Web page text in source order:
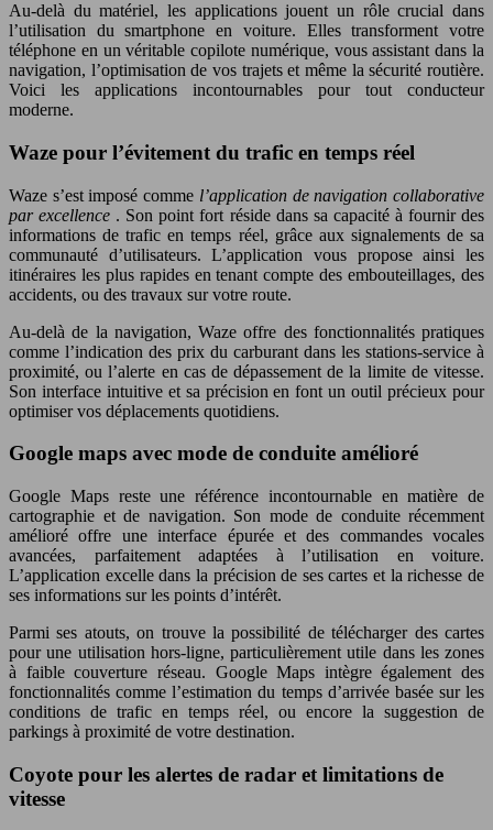
Au-delà du matériel, les applications jouent un rôle crucial dans
l’utilisation du smartphone en voiture. Elles transforment votre
téléphone en un véritable copilote numérique, vous assistant dans la
navigation, l’optimisation de vos trajets et même la sécurité routière.
Voici les applications incontournables pour tout conducteur
moderne.
Waze pour l’évitement du trafic en temps réel
Waze s’est imposé comme l’application de navigation collaborative
par excellence . Son point fort réside dans sa capacité à fournir des
informations de trafic en temps réel, grâce aux signalements de sa
communauté d’utilisateurs. L’application vous propose ainsi les
itinéraires les plus rapides en tenant compte des embouteillages, des
accidents, ou des travaux sur votre route.
Au-delà de la navigation, Waze offre des fonctionnalités pratiques
comme l’indication des prix du carburant dans les stations-service à
proximité, ou l’alerte en cas de dépassement de la limite de vitesse.
Son interface intuitive et sa précision en font un outil précieux pour
optimiser vos déplacements quotidiens.
Google maps avec mode de conduite amélioré
Google Maps reste une référence incontournable en matière de
cartographie et de navigation. Son mode de conduite récemment
amélioré offre une interface épurée et des commandes vocales
avancées, parfaitement adaptées à l’utilisation en voiture.
L’application excelle dans la précision de ses cartes et la richesse de
ses informations sur les points d’intérêt.
Parmi ses atouts, on trouve la possibilité de télécharger des cartes
pour une utilisation hors-ligne, particulièrement utile dans les zones
à faible couverture réseau. Google Maps intègre également des
fonctionnalités comme l’estimation du temps d’arrivée basée sur les
conditions de trafic en temps réel, ou encore la suggestion de
parkings à proximité de votre destination.
Coyote pour les alertes de radar et limitations de
vitesse